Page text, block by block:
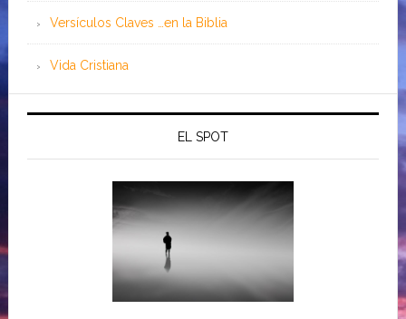
Versículos Claves …en la Biblia
Vida Cristiana
EL SPOT